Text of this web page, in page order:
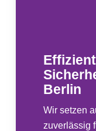
Berlin
Wir setzen
zuverlässig